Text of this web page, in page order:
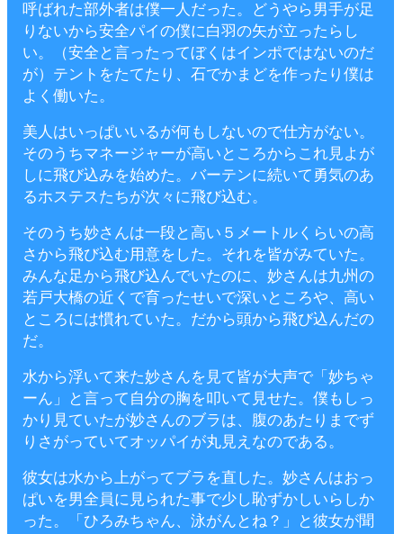
呼ばれた部外者は僕一人だった。どうやら男手が足
りないから安全パイの僕に白羽の矢が立ったらし
い。（安全と言ったってぼくはインポではないのだ
が）テントをたてたり、石でかまどを作ったり僕は
よく働いた。
美人はいっぱいいるが何もしないので仕方がない。
そのうちマネージャーが高いところからこれ見よが
しに飛び込みを始めた。バーテンに続いて勇気のあ
るホステスたちが次々に飛び込む。
そのうち妙さんは一段と高い５メートルくらいの高
さから飛び込む用意をした。それを皆がみていた。
みんな足から飛び込んでいたのに、妙さんは九州の
若戸大橋の近くで育ったせいで深いところや、高い
ところには慣れていた。だから頭から飛び込んだの
だ。
水から浮いて来た妙さんを見て皆が大声で「妙ちゃ
ーん」と言って自分の胸を叩いて見せた。僕もしっ
かり見ていたが妙さんのブラは、腹のあたりまでず
りさがっていてオッパイが丸見えなのである。
彼女は水から上がってブラを直した。妙さんはおっ
ぱいを男全員に見られた事で少し恥ずかしいらしか
った。「ひろみちゃん、泳がんとね？」と彼女が聞